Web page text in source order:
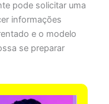
pode solicitar uma
informações
e o modelo
se preparar